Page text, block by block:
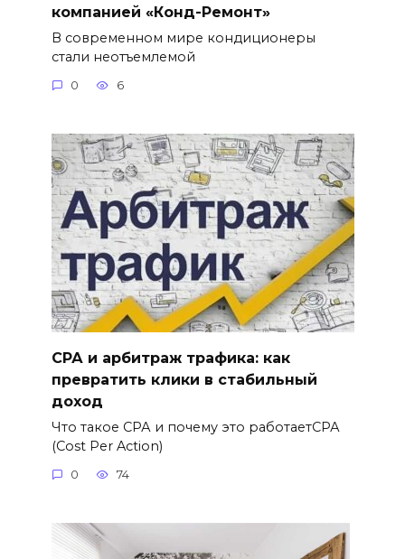
компанией «Конд-Ремонт»
В современном мире кондиционеры
стали неотъемлемой
0 6
СРА и арбитраж трафика: как
превратить клики в стабильный
доход
Что такое СРА и почему это работаетСРА
(Cost Per Action)
0 74